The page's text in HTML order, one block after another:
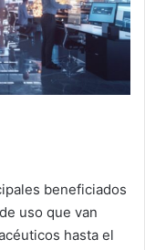
beneficiados
uso que van
hasta el